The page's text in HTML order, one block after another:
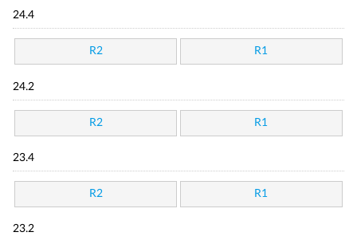
24.4
R2 R1
24.2
R2 R1
23.4
R2 R1
23.2